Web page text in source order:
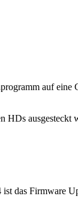
auf
das Firmware